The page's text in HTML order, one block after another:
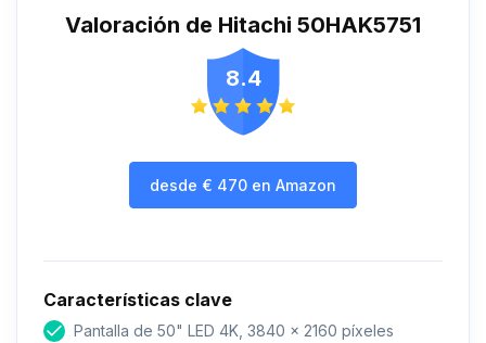
Valoración de Hitachi 50HAK5751
8.4
desde € 470 en Amazon
Características clave
Pantalla de 50" LED 4K, 3840 x 2160 píxeles